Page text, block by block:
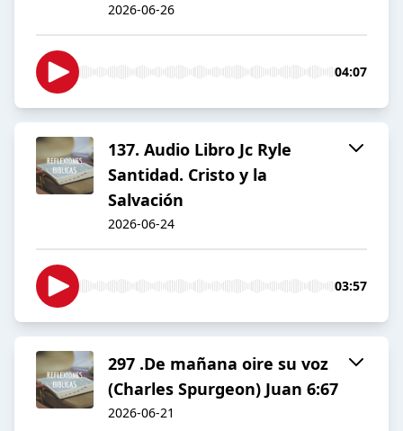
2026-06-26
04:07
137. Audio Libro Jc Ryle
Santidad. Cristo y la
Salvación
2026-06-24
03:57
297 .De mañana oire su voz
(Charles Spurgeon) Juan 6:67
2026-06-21